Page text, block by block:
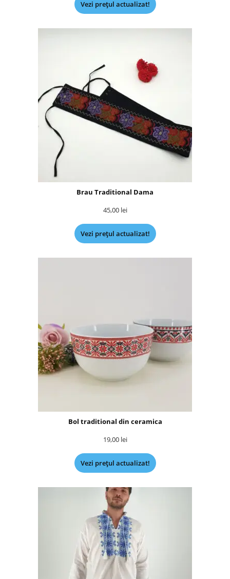
Vezi prețul actualizat!
Brau Traditional Dama
45,00 lei
Vezi prețul actualizat!
Bol traditional din ceramica
19,00 lei
Vezi prețul actualizat!